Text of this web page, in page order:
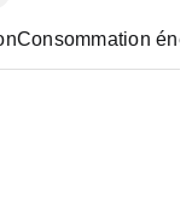
Consommation